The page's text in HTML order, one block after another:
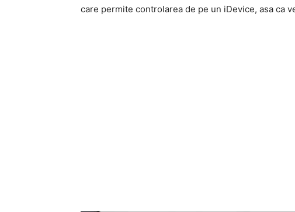
care permite controlarea de pe un iDevice, asa ca